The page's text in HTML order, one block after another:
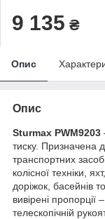
9 135 ₴
Опис
Опис
Sturmax PWM9203
тиску. Призначена
транспортних
колісної техніки,
доріжок, басейнів
вивірені пропорції
телескопічній